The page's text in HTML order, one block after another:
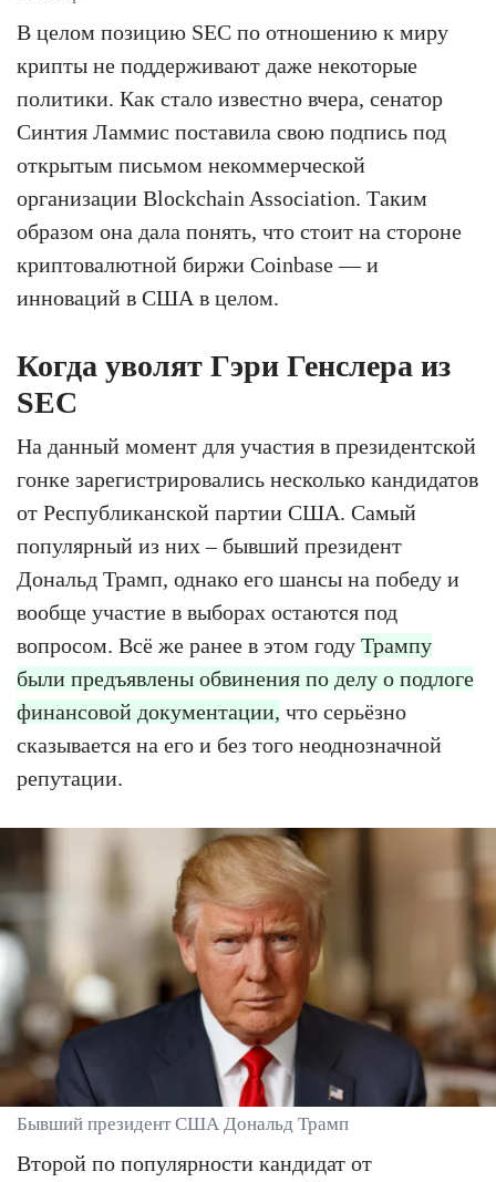
В целом позицию SEC по отношению к миру
крипты не поддерживают даже некоторые
политики. Как стало известно вчера, сенатор
Синтия Ламмис поставила свою подпись под
открытым письмом некоммерческой
организации Blockchain Association. Таким
образом она дала понять, что стоит на стороне
криптовалютной биржи Coinbase — и
инноваций в США в целом.
Когда уволят Гэри Генслера из
SEC
На данный момент для участия в президентской
гонке зарегистрировались несколько кандидатов
от Республиканской партии США. Самый
популярный из них – бывший президент
Дональд Трамп, однако его шансы на победу и
вообще участие в выборах остаются под
вопросом. Всё же ранее в этом году Трампу
были предъявлены обвинения по делу о подлоге
финансовой документации, что серьёзно
сказывается на его и без того неоднозначной
репутации.
Бывший президент США Дональд Трамп
Второй по популярности кандидат от